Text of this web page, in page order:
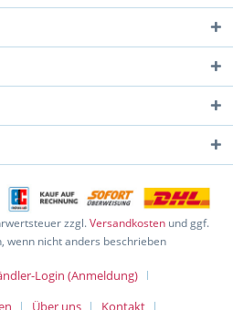
zzgl.Versandkosten und ggf.
wenn nicht anders beschrieben
Login (Anmeldung)
Über uns Kontakt